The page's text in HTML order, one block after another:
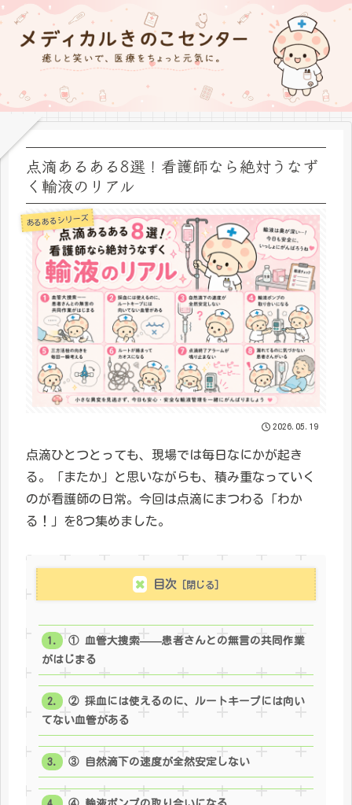
点滴あるある8選！看護師なら絶対うなず
く輸液のリアル
あるあるシリーズ
2026.05.19
点滴ひとつとっても、現場では毎日なにかが起き
る。「またか」と思いながらも、積み重なっていく
のが看護師の日常。今回は点滴にまつわる「わか
る！」を8つ集めました。
目次
① 血管大捜索——患者さんとの無言の共同作業
がはじまる
② 採血には使えるのに、ルートキープには向い
てない血管がある
③ 自然滴下の速度が全然安定しない